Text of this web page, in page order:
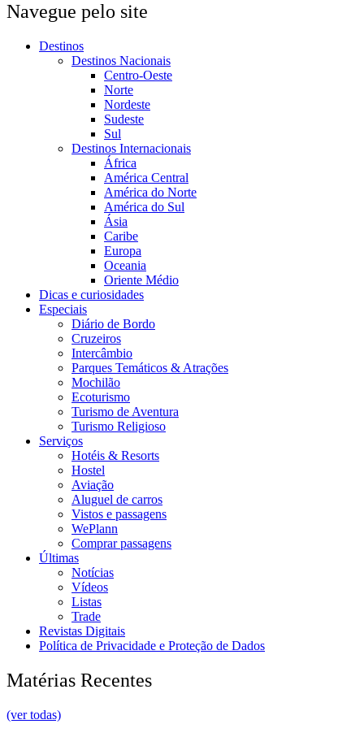
Navegue pelo site
Destinos
Destinos Nacionais
Centro-Oeste
Norte
Nordeste
Sudeste
Sul
Destinos Internacionais
África
América Central
América do Norte
América do Sul
Ásia
Caribe
Europa
Oceania
Oriente Médio
Dicas e curiosidades
Especiais
Diário de Bordo
Cruzeiros
Intercâmbio
Parques Temáticos & Atrações
Mochilão
Ecoturismo
Turismo de Aventura
Turismo Religioso
Serviços
Hotéis & Resorts
Hostel
Aviação
Aluguel de carros
Vistos e passagens
WePlann
Comprar passagens
Últimas
Notícias
Vídeos
Listas
Trade
Revistas Digitais
Política de Privacidade e Proteção de Dados
Matérias Recentes
(ver todas)